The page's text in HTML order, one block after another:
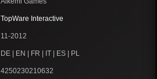
TopWare Interactive
11-2012
DE | EN | FR | IT | ES | PL
4250230210632